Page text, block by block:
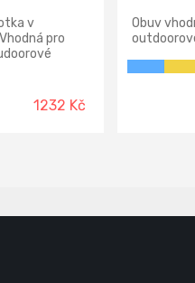
v
pro
laminovaná
Vkládací
1232 Kč
Obuv